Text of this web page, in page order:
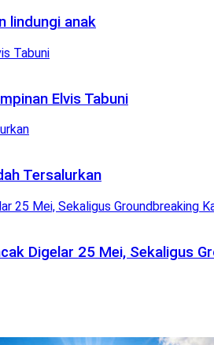
lindungi anak
Elvis Tabuni
Tersalurkan
Digelar 25 Mei, Sekaligus